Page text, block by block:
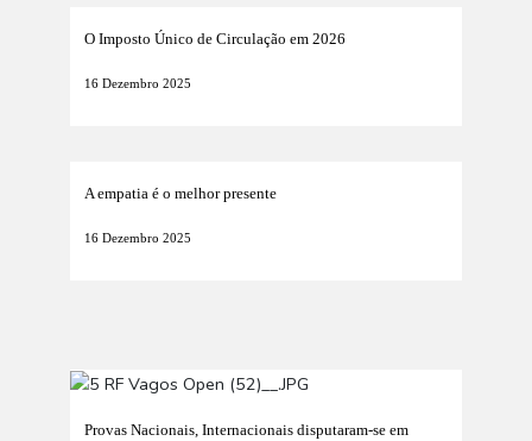
O Imposto Único de Circulação em 2026
16 Dezembro 2025
A empatia é o melhor presente
16 Dezembro 2025
Provas Nacionais, Internacionais disputaram-se em